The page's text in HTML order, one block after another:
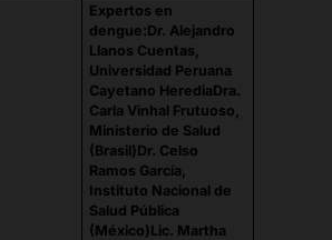
Expertos en
dengue:Dr. Alejandro
Llanos Cuentas,
Universidad Peruana
Cayetano HerediaDra.
Carla Vinhal Frutuoso,
Ministerio de Salud
(Brasil)Dr. Celso
Ramos García,
Instituto Nacional de
Salud Pública
(México)Lic. Martha